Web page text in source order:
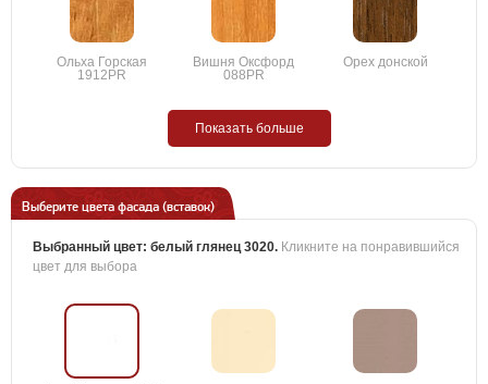
Ольха Горская
1912PR
Вишня Оксфорд
088PR
Орех донской
Показать больше
Выберите цвета фасада (вставок)
Выбранный цвет: белый глянец 3020. Кликните на понравившийся
цвет для выбора